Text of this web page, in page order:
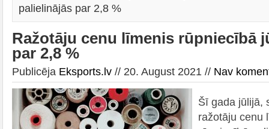
palielinājās par 2,8 %
Ražotāju cenu līmenis rūpniecībā
par 2,8 %
Publicēja Eksports.lv // 20. August 2021 // Nav
Šī gada jūlijā,
ražotāju cenu